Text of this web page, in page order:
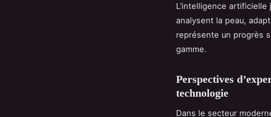
L’intelligence
analysent la peau,
représente un progrès
gamme.
Perspectives
technologie
Dans le secteur